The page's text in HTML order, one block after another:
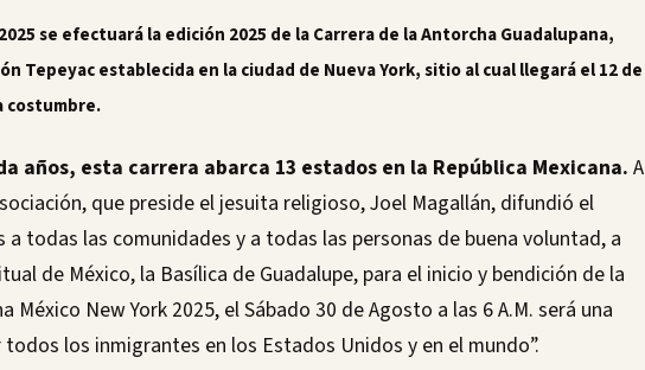
se efectuará la edición 2025 de la Carrera de la Antorcha Guadalupana,
Tepeyac establecida en la ciudad de Nueva York, sitio al cual llegará el 12 de
costumbre.
años, esta carrera abarca 13 estados en la República Mexicana. A
que preside el jesuita religioso, Joel Magallán, difundió el
todas las comunidades y a todas las personas de buena voluntad, a
de México, la Basílica de Guadalupe, para el inicio y bendición de la
México New York 2025, el Sábado 30 de Agosto a las 6 A.M. será una
los inmigrantes en los Estados Unidos y en el mundo”.